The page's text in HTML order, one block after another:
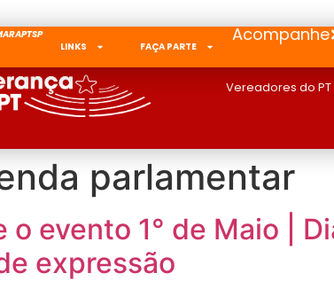
LINKS
FAÇA PARTE
Acompanhe
Vereadores do PT
parlamentar
o evento 1° de Maio |
expressão